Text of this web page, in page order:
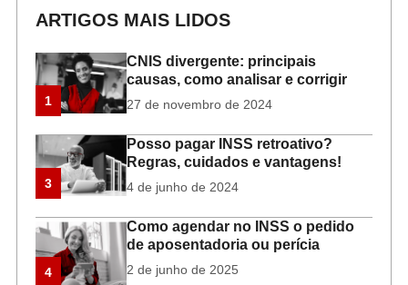
ARTIGOS MAIS LIDOS
1
CNIS divergente: principais
causas, como analisar e corrigir
27 de novembro de 2024
3
Posso pagar INSS retroativo?
Regras, cuidados e vantagens!
4 de junho de 2024
4
Como agendar no INSS o pedido
de aposentadoria ou perícia
2 de junho de 2025